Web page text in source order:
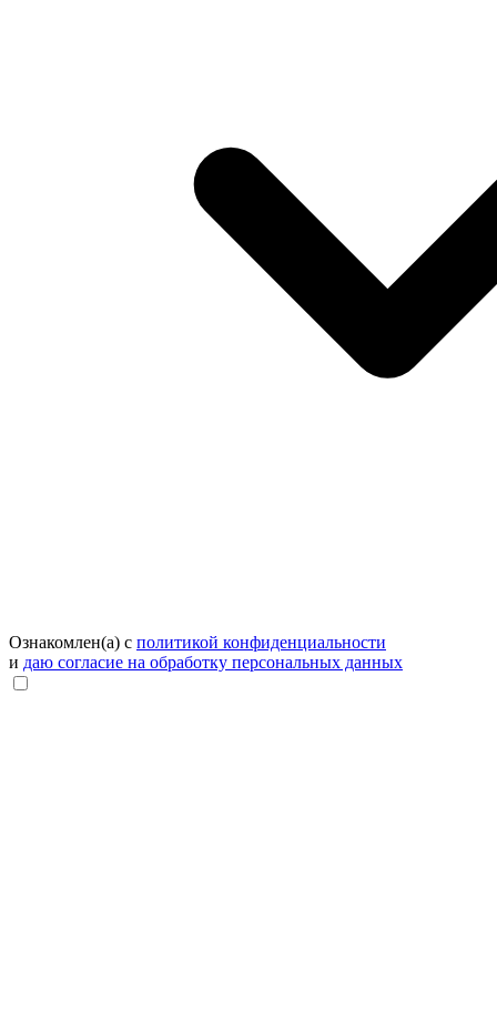
Ознакомлен(а) с политикой конфиденциальности
и даю согласие на обработку персональных данных